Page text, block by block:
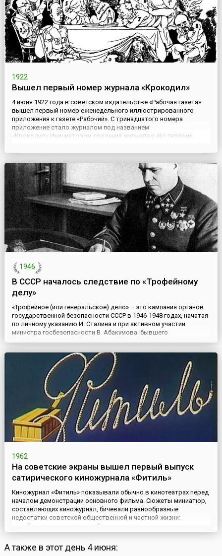
1922
Вышел первый номер журнала «Крокодил»
4 июня 1922 года в советском издательстве «Рабочая газета»
вышел первый номер еженедельного иллюстрированного
приложения к газете «Рабочий». С тринадцатого номера
приложение стало журналом под названием
«Крокодил».Инициатором создания журнала и его первым
Еремеев (1874–1931), который в 1918–1919 годах был
начальником кремлевской охраны в М...
1946
В СССР началось следствие по «Трофейному
делу»
«Трофейное (или генеральское) дело» – это кампания органов
государственной безопасности СССР в 1946-1948 годах, начатая
по личному указанию И. Сталина и при активном участии
министра госбезопасности В. Абакумова, бывшего
руководителя СМЕРШа. Официально ее целью было выявление
историков, это был повод «свалить» Маршала Жукова.Георгий
1962
На советские экраны вышел первый выпуск
сатирического киножурнала «Фитиль»
Киножурнал «Фитиль» показывали обычно в кинотеатрах перед
началом демонстрации основного фильма. Сюжеты миниатюр,
составляющих киножурнал, бичевали разнообразные
недостатки советской общественной и частной жизни:
разоблачали карьеристов, бюрократов, взяточников и
бракоделов, высмеивали мещанство. Первый его выпуск
вышел на советские киноэкраны 4 июня 1962 года. Главным
редактором «Фитиля» стал...
А также в этот день 4 июня: